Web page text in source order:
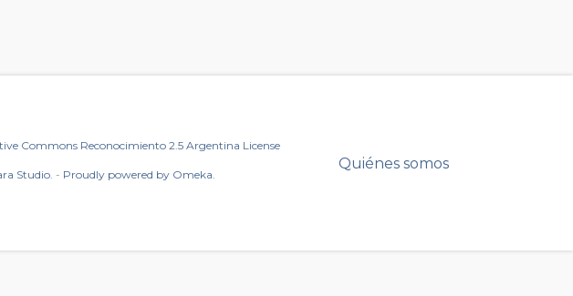
Commons Reconocimiento 2.5 Argentina License
Studio. - Proudly powered by Omeka.
Quiénes somos